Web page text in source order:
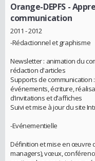
Orange-DEPFS-
communication
2011 - 2012
-Rédactionnel et graphisme
Newsletter : animation du
rédaction d'articles
Supports de
événements, écriture,
d’invitations et d’affiches
Suivi et mise à jour du site
-Evénementielle
Définition et mise en œuvre
managers), vœux,